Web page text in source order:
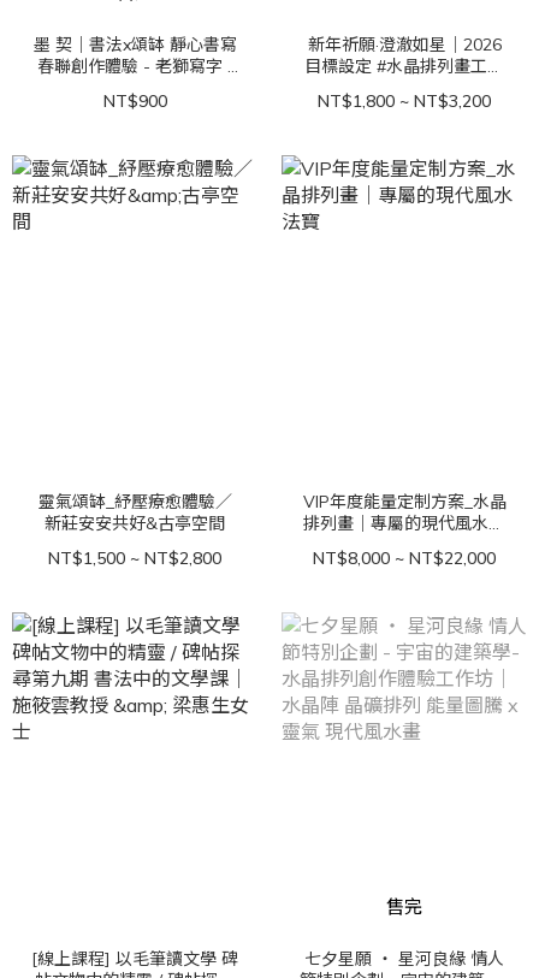
墨 契｜書法x頌缽 靜心書寫
春聯創作體驗 - 老獅寫字 /
錢展之 & 梅林夫人靈性美學
NT$900
新年祈願·澄澈如星｜2026
目標設定 #水晶排列畫工作
NT$1,800 ~ NT$3,200
靈氣頌缽_紓壓療愈體驗／
新莊安安共好&古亭空間
NT$1,500 ~ NT$2,800
VIP年度能量定制方案_水晶
排列畫｜專屬的現代風水法
NT$8,000 ~ NT$22,000
[線上課程] 以毛筆讀文學 碑
售完
七夕星願 ‧ 星河良緣 情人